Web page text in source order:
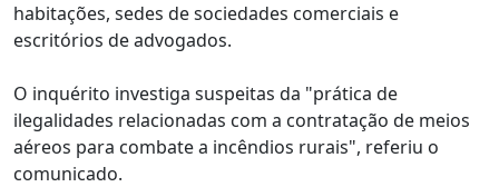
habitações, sedes de sociedades comerciais e
escritórios de advogados.
O inquérito investiga suspeitas da "prática de
ilegalidades relacionadas com a contratação de meios
aéreos para combate a incêndios rurais", referiu o
comunicado.